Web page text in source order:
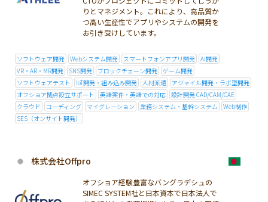
りとマネジメント。これにより、高品質か
つ高い生産性でアプリやシステムの開発を
お引き受けしています。
ソフトウェア開発 Webシステム開発 スマートフォンアプリ開発 AI開発
VR・AR・MR開発
SNS開発 ブロックチェーン開発 ゲーム開発
ソフトウェアテスト
IoT開発・組み込み開発 人材派遣
アジャイル開発・ラボ型開発
オフショア拠点設立サポート
英語案件・英語での対応 設計開発 CAD/CAM/CAE
クラウド
コーディング マイグレーション 業務システム・基幹システム
Web制作
SES（オンサイト開発）
株式会社Offpro
オフショア経験豊富なバングラデシュの
SIMEC SYSTEM社と日本資本で日本法人で